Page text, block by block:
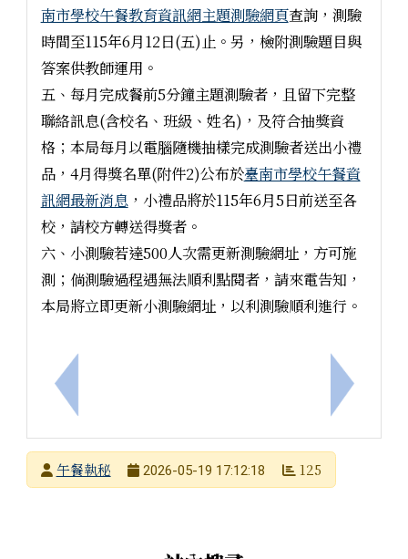
上一筆：本市辦理「2026一騎i臺南自行車活動」，
南市學校午餐教育資訊網主題測驗網頁查詢，測驗
時間至115年6月12日(五)止。另，檢附測驗題目與
答案供教師運用。
五、每月完成餐前5分鐘主題測驗者，且留下完整
聯絡訊息(含校名、班級、姓名)，及符合抽獎資
格；本局每月以電腦隨機抽樣完成測驗者送出小禮
品，4月得獎名單(附件2)公布於臺南市學校午餐資
訊網最新消息 ，小禮品將於115年6月5日前送至各
校，請校方轉送得獎者。
六、小測驗若達500人次需更新測驗網址，方可施
測；倘測驗過程遇無法順利點閱者，請來電告知，
本局將立即更新小測驗網址，以利測驗順利進行。
下一筆：
發布者午餐執秘
2026-05-19 17:12:18 125